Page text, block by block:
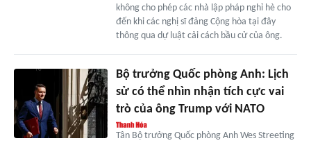
không cho phép các nhà lập pháp nghỉ hè cho
đến khi các nghị sĩ đảng Cộng hòa tại đây
thông qua dự luật cải cách bầu cử của ông.
Bộ trưởng Quốc phòng Anh: Lịch
sử có thể nhìn nhận tích cực vai
trò của ông Trump với NATO
Tân Bộ trưởng Quốc phòng Anh Wes Streeting